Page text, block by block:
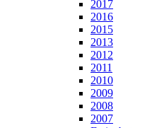
2017
2016
2015
2013
2012
2011
2010
2009
2008
2007